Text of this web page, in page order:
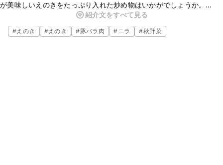
が美味しいえのきをたっぷり入れた炒め物はいかがでしょうか。
フライパンでぱぱっと簡単に作れるので、忙しい時にぴったりです
よ。
是非お試しくださいね。
紹介文をすべて見る
#えのき #えのき #豚バラ肉 #ニラ #秋野菜